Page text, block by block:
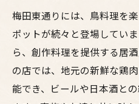
梅田東通りには、鳥料理を
ポットが続々と登場してい
ら、創作料理を提供する居
の店では、地元の新鮮な鶏
能でき、ビールや日本酒と